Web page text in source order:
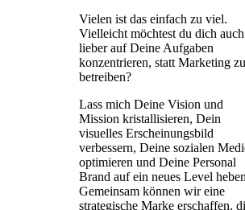
Vielen ist das einfach zu viel.
Vielleicht möchtest du dich auch
lieber auf Deine Aufgaben
konzentrieren, statt Marketing zu
betreiben?
Lass mich Deine Vision und
Mission kristallisieren, Dein
visuelles Erscheinungsbild
verbessern, Deine sozialen
optimieren und Deine Personal
Brand auf ein neues Level
Gemeinsam können wir eine
strategische Marke erschaffen,